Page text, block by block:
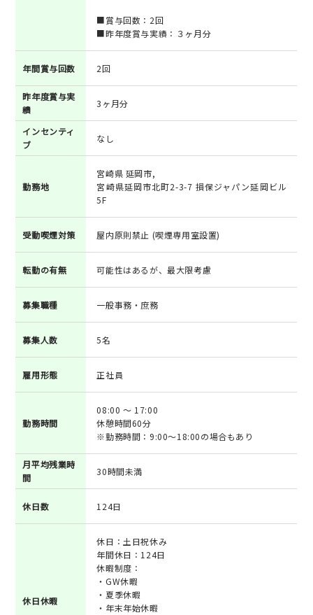
■賞与回数：2回
■昨年度賞与実績：３ヶ月分
年間賞与回数 2回
昨年度賞与実
績
3ヶ月分
インセンティ
ブ
なし
勤務地
宮崎県 延岡市,
宮崎県延岡市北町2-3-7 損保ジャパン延岡ビル
5F
受動喫煙対策 屋内原則禁止 (喫煙専用室設置)
転勤の有無 可能性はあるが、最大限考慮
募集職種 一般事務・庶務
募集人数 5名
雇用形態 正社員
勤務時間
08:00 ～ 17:00
休憩時間60分
※勤務時間：9:00～18:00の場合もあり
月平均残業時
間
30時間未満
休日数 124日
休日休暇
休日：土日祝休み
年間休日：124日
休暇制度：
・GW休暇
・夏季休暇
・年末年始休暇